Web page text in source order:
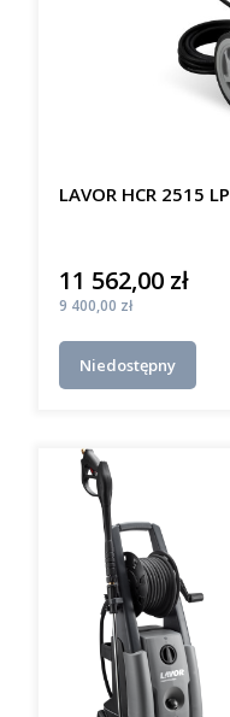
LAVOR HCR 2515 LP
Cena
11 562,00 zł
Cena
9 400,00 zł
Niedostępny